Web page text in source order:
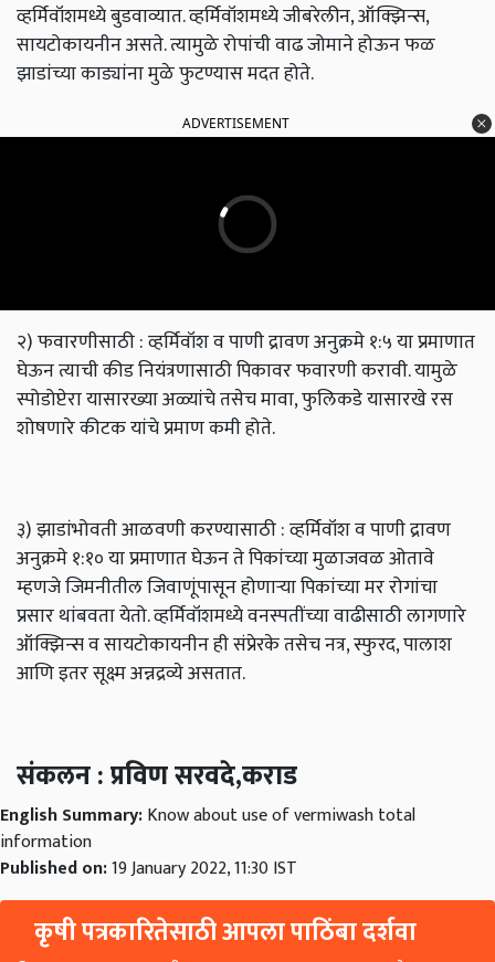
व्हर्मिवॉशमध्ये बुडवाव्यात. व्हर्मिवॉशमध्ये जीबरेलीन, ऑक्झिन्स,
सायटोकायनीन असते. त्यामुळे रोपांची वाढ जोमाने होऊन फळ
झाडांच्या काड्यांना मुळे फुटण्यास मदत होते.
ADVERTISEMENT
२) फवारणीसाठी : व्हर्मिवॉश व पाणी द्रावण अनुक्रमे १:५ या प्रमाणात
घेऊन त्याची कीड नियंत्रणासाठी पिकावर फवारणी करावी. यामुळे
स्पोडोप्टेरा यासारख्या अळ्यांचे तसेच मावा, फुलिकडे यासारखे रस
शोषणारे कीटक यांचे प्रमाण कमी होते.
३) झाडांभोवती आळवणी करण्यासाठी : व्हर्मिवॉश व पाणी द्रावण
अनुक्रमे १:१० या प्रमाणात घेऊन ते पिकांच्या मुळाजवळ ओतावे
म्हणजे जिमनीतील जिवाणूंपासून होणाऱ्या पिकांच्या मर रोगांचा
प्रसार थांबवता येतो. व्हर्मिवॉशमध्ये वनस्पतींच्या वाढीसाठी लागणारे
ऑक्झिन्स व सायटोकायनीन ही संप्रेरके तसेच नत्र, स्फुरद, पालाश
आणि इतर सूक्ष्म अन्नद्रव्ये असतात.
संकलन : प्रविण सरवदे,कराड
English Summary:Know about use of vermiwash total
information
Published on:19 January 2022, 11:30 IST
कृषी पत्रकारितेसाठी आपला पाठिंबा दर्शवा